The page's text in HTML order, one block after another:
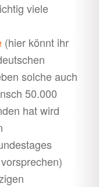
öffnen
öffnen
viele
(hier könnt ihr
solche auch
50.000
hat wird